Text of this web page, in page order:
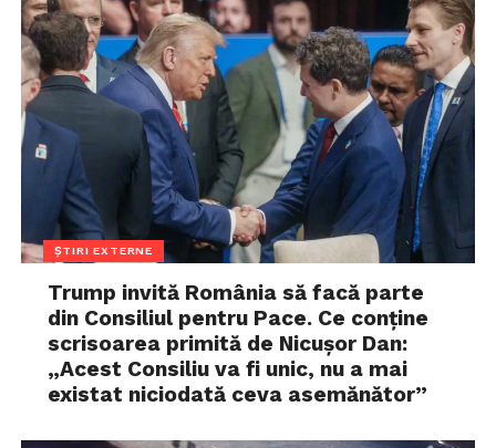
ȘTIRI EXTERNE
Trump invită România să facă parte
din Consiliul pentru Pace. Ce conține
scrisoarea primită de Nicușor Dan:
„Acest Consiliu va fi unic, nu a mai
existat niciodată ceva asemănător”